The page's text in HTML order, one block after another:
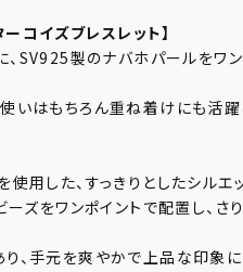
コイズブレスレット】
SV925製のナバホパールをワ
いはもちろん重ね着けにも活躍
用した、すっきりとしたシルエッ
ズをワンポイントで配置し、さ
、手元を爽やかで上品な印象に